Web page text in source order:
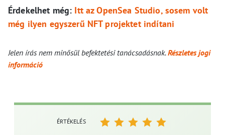
Érdekelhet még: Itt az OpenSea Studio, sosem volt
még ilyen egyszerű NFT projektet indítani
Jelen írás nem minősül befektetési tanácsadásnak.Részletes jogi
információ
ÉRTÉKELÉS